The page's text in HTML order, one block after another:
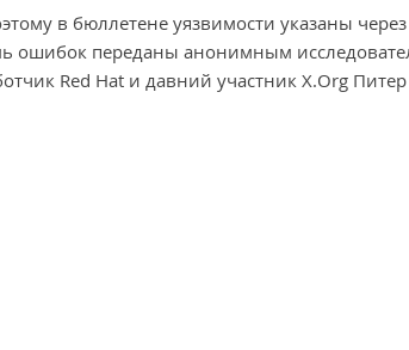
в бюллетене уязвимости указаны через
ошибок переданы анонимным
Red Hat и давний участник X.Org Питер